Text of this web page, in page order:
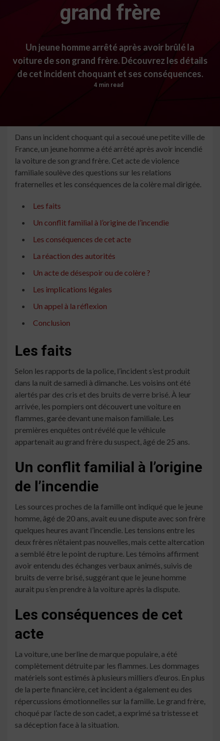
grand frère
Un jeune homme arrêté après avoir brûlé la
voiture de son grand frère. Découvrez les détails
de cet incident choquant et ses conséquences.
4 min read
Dans un incident choquant qui a secoué une petite ville de
France, un jeune homme a été arrêté après avoir incendié
la voiture de son grand frère. Cet acte de violence
familiale soulève des questions sur les relations
fraternelles et les conséquences de la colère mal dirigée.
Les faits
Un conflit familial à l’origine de l’incendie
Les conséquences de cet acte
La réaction des autorités
Un acte de désespoir ou de colère ?
Les implications légales
Un appel à la réflexion
Conclusion
Les faits
Selon les rapports de la police, l’incident s’est produit
dans la nuit de samedi à dimanche. Les voisins ont été
alertés par des cris et des bruits de verre brisé. À leur
arrivée, les pompiers ont découvert une voiture en
flammes, garée devant une maison familiale. Les
premières enquêtes ont révélé que le véhicule
appartenait au grand frère du suspect, âgé de 25 ans.
Un conflit familial à l’origine
de l’incendie
Les sources proches de la famille ont indiqué que le jeune
homme, âgé de 20 ans, avait eu une dispute avec son frère
quelques heures avant l’incendie. Les tensions entre les
deux frères n’étaient pas nouvelles, mais cette altercation
a semblé être le point de rupture. Les témoins affirment
avoir entendu des échanges verbaux animés, suivis de
bruits de verre brisé, suggérant que le jeune homme
aurait pu s’en prendre à la voiture après la dispute.
Les conséquences de cet
acte
La voiture, une berline de marque populaire, a été
complètement détruite par les flammes. Les dommages
matériels sont estimés à plusieurs milliers d’euros. En plus
de la perte financière, cet incident a également eu des
répercussions émotionnelles sur la famille. Le grand frère,
choqué par l’acte de son cadet, a exprimé sa tristesse et
sa déception face à la situation.